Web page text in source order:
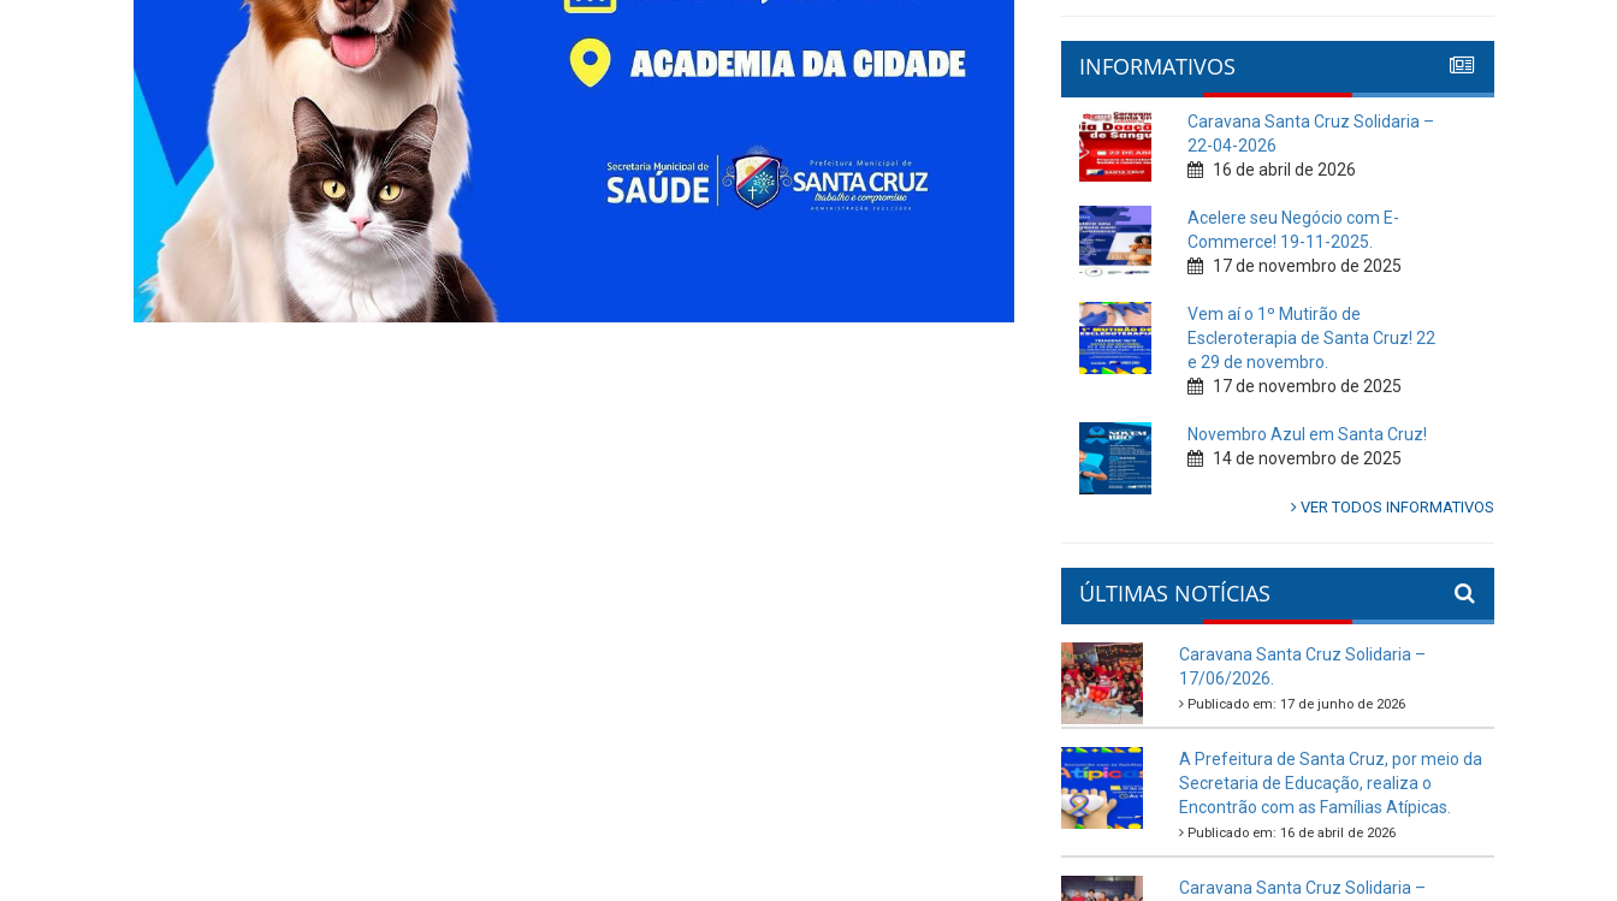
INFORMATIVOS
Caravana Santa Cruz Solidaria –
22-04-2026
16 de abril de 2026
Acelere seu Negócio com E-
Commerce! 19-11-2025.
17 de novembro de 2025
Vem aí o 1º Mutirão de
Escleroterapia de Santa Cruz! 22
e 29 de novembro.
17 de novembro de 2025
Novembro Azul em Santa Cruz!
14 de novembro de 2025
VER TODOS INFORMATIVOS
ÚLTIMAS NOTÍCIAS
Caravana Santa Cruz Solidaria –
17/06/2026.
Publicado em: 17 de junho de 2026
A Prefeitura de Santa Cruz, por meio da
Secretaria de Educação, realiza o
Encontrão com as Famílias Atípicas.
Publicado em: 16 de abril de 2026
Caravana Santa Cruz Solidaria –